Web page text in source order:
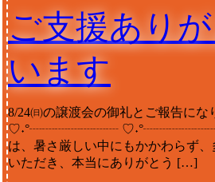
ご支援あり
います
8/24㈰の譲渡会の御礼とご報告
♡˖°┈┈┈┈┈┈┈ ♡˖°┈┈┈┈┈┈┈
は、暑さ厳しい中にもかかわらず
いただき、本当にありがとう […]